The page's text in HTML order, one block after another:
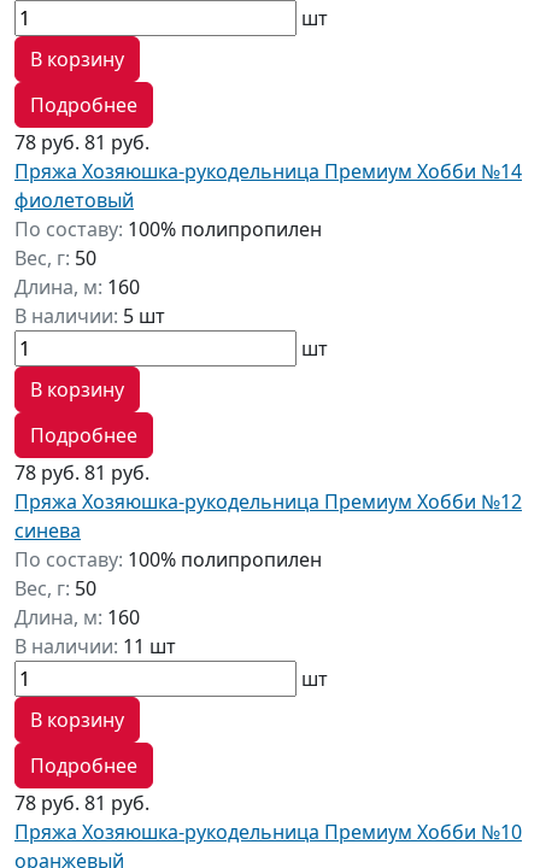
шт
В корзину
Подробнее
78 руб. 81 руб.
Пряжа Хозяюшка-рукодельница Премиум Хобби №14
фиолетовый
По составу: 100% полипропилен
Вес, г: 50
Длина, м: 160
В наличии: 5 шт
шт
В корзину
Подробнее
78 руб. 81 руб.
Пряжа Хозяюшка-рукодельница Премиум Хобби №12
синева
По составу: 100% полипропилен
Вес, г: 50
Длина, м: 160
В наличии: 11 шт
шт
В корзину
Подробнее
78 руб. 81 руб.
Пряжа Хозяюшка-рукодельница Премиум Хобби №10
оранжевый